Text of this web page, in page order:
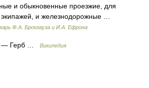
и обыкновенные проезжие, для
и железнодорожные …
Ф.А. Брокгауза и И.А. Ефрона
— Герб … Википедия